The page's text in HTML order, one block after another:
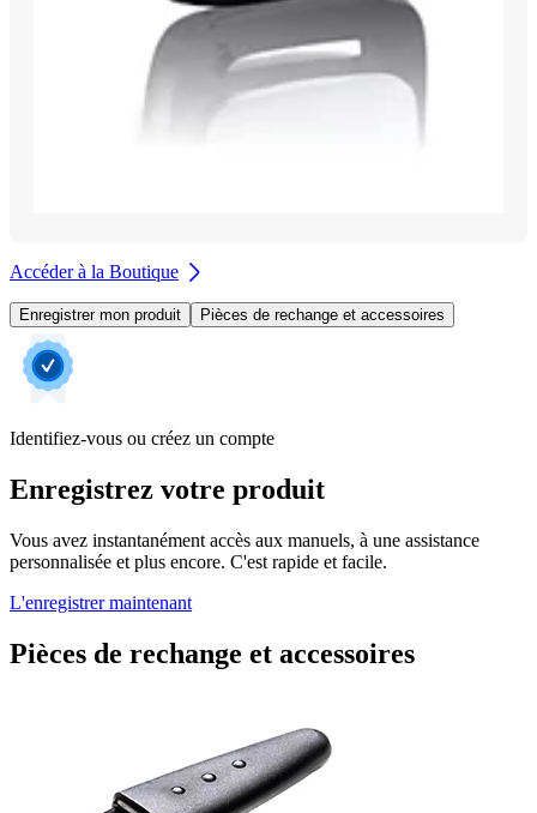
Accéder à la Boutique
Enregistrer mon produit Pièces de rechange et accessoires
Identifiez-vous ou créez un compte
Enregistrez votre produit
Vous avez instantanément accès aux manuels, à une assistance
personnalisée et plus encore. C'est rapide et facile.
L'enregistrer maintenant
Pièces de rechange et accessoires